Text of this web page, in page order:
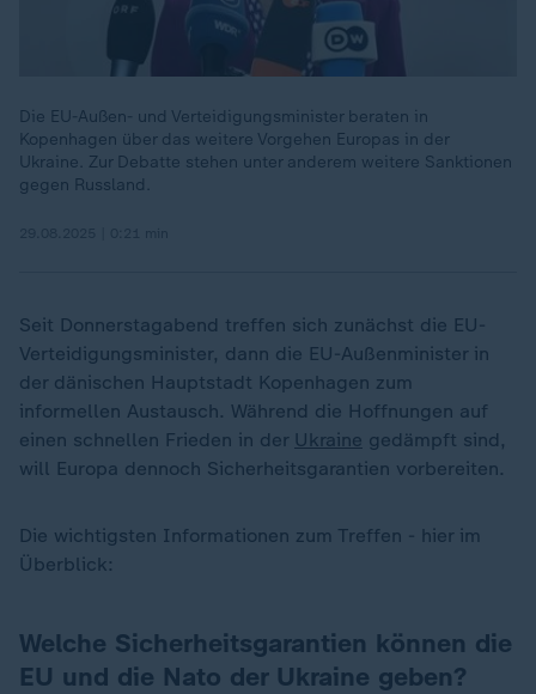
Die EU-Außen- und Verteidigungsminister beraten in
Kopenhagen über das weitere Vorgehen Europas in der
Ukraine. Zur Debatte stehen unter anderem weitere Sanktionen
gegen Russland.
Seit Donnerstagabend treffen sich zunächst die EU-
Verteidigungsminister, dann die EU-Außenminister in
der dänischen Hauptstadt Kopenhagen zum
informellen Austausch. Während die Hoffnungen auf
einen schnellen Frieden in der Ukraine gedämpft sind,
will Europa dennoch Sicherheitsgarantien vorbereiten.
Die wichtigsten Informationen zum Treffen - hier im
Überblick:
Welche Sicherheitsgarantien können die
EU und die Nato der Ukraine geben?